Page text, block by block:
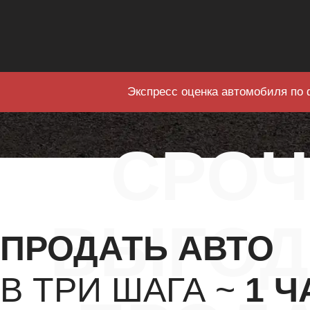
Экспресс оценка автомобиля
ПРОДАТЬ АВТО
В ТРИ ШАГА ~ 1